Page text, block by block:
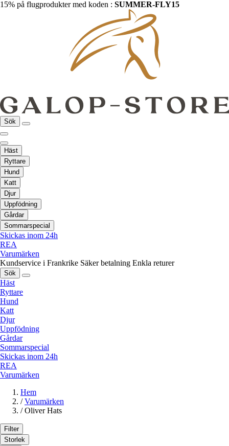
15% på flugprodukter med koden : SUMMER-FLY15
Sök
Häst
Ryttare
Hund
Katt
Djur
Uppfödning
Gårdar
Sommarspecial
Skickas inom 24h
REA
Varumärken
Kundservice i Frankrike Säker betalning Enkla returer
Sök
Häst
Ryttare
Hund
Katt
Djur
Uppfödning
Gårdar
Sommarspecial
Skickas inom 24h
REA
Varumärken
Hem
/ Varumärken
/ Oliver Hats
Filter
Storlek